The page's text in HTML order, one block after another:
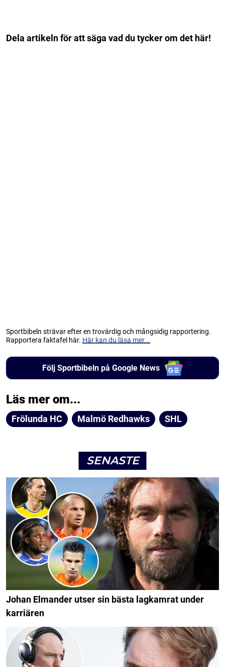
Dela artikeln för att säga vad du tycker om det här!
Sportbibeln strävar efter en trovärdig och mångsidig rapportering.
Rapportera faktafel här. Här kan du läsa mer...
Följ Sportbibeln på Google News
Läs mer om...
Frölunda HC Malmö Redhawks SHL
SENASTE
Johan Elmander utser sin bästa lagkamrat under
karriären